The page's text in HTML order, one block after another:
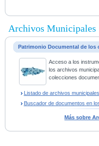
Archivos Municipales
Patrimonio Documental de los
Acceso a los
los archivos
colecciones
Listado de archivos municipales
Buscador de documentos en
Más sobre